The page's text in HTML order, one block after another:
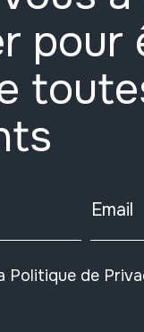
pour
Email
Politique de